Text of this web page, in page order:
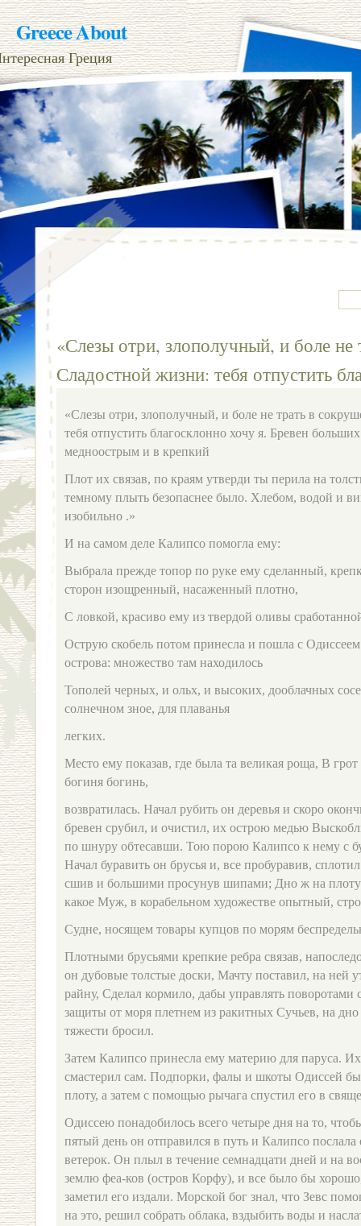
Greece About
Греция
«Слезы отри, злополучный, и боле не
Сладостной жизни: тебя отпустить
«Слезы отри, злополучный, и боле не трать в
тебя отпустить благосклонно хочу я. Бревен
медноострым и в крепкий
Плот их связав, по краям утверди ты перила на
темному плыть безопаснее было. Хлебом, водой и
изобильно .»
И на самом деле Калипсо помогла ему:
Выбрала прежде топор по руке ему сделанный,
сторон изощренный, насаженный плотно,
С ловкой, красиво ему из твердой оливы
Острую скобель потом принесла и пошла с
острова: множество там находилось
Тополей черных, и ольх, и высоких, дооблачных
солнечном зное, для плаванья
легких.
Место ему показав, где была та великая роща, В
богиня богинь,
возвратилась. Начал рубить он деревья и скоро
бревен срубил, и очистил, их острою медью
по шнуру обтесавши. Тою порою Калипсо к нему с
Начал буравить он брусья и, все пробуравив,
сшив и большими просунув шипами; Дно ж на плоту
какое Муж, в корабельном художестве опытный,
Судне, носящем товары купцов по морям
Плотными брусьями крепкие ребра связав,
он дубовые толстые доски, Мачту поставил, на ней
райну, Сделал кормило, дабы управлять поворотами
защиты от моря плетнем из ракитных Сучьев, на дно
тяжести бросил.
Затем Калипсо принесла ему материю для паруса.
смастерил сам. Подпорки, фалы и шкоты Одиссей
плоту, а затем с помощью рычага спустил его в
Одиссею понадобилось всего четыре дня на то,
пятый день он отправился в путь и Калипсо
ветерок. Он плыл в течение семнадцати дней и на
землю феа-ков (остров Корфу), и все было бы
заметил его издали. Морской бог знал, что Зевс
на это, решил собрать облака, вздыбить воды и